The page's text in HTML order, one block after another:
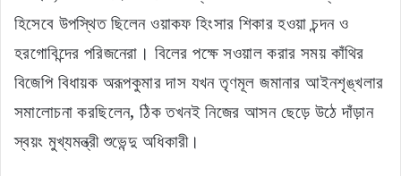
হিসেবে উপস্থিত ছিলেন ওয়াকফ হিংসার শিকার হওয়া চন্দন ও
হরগোবিন্দের পরিজনেরা। বিলের পক্ষে সওয়াল করার সময় কাঁথির
বিজেপি বিধায়ক অরূপকুমার দাস যখন তৃণমূল জমানার আইনশৃঙ্খলার
সমালোচনা করছিলেন, ঠিক তখনই নিজের আসন ছেড়ে উঠে দাঁড়ান
স্বয়ং মুখ্যমন্ত্রী শুভেন্দু অধিকারী।